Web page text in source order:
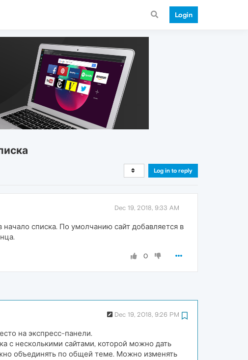
Login
Log in to reply
Dec 19, 2018, 9:33 AM
начало списка. По умолчанию сайт добавляется в
0
Dec 19, 2018, 9:26 PM
на экспресс-панели.
с несколькими сайтами, которой можно дать
объединять по общей теме. Можно изменять